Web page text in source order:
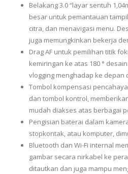
Belakang 3.0 “layar sentuh
besar untuk pemantauan
citra, dan menavigasi menu.
juga memungkinkan bekerja
Drag AF untuk pemilihan titik
kemiringan ke atas 180 °
vlogging menghadap ke depan
Tombol kompensasi
dan tombol kontrol,
mudah diakses atas berbagai
Pengisian baterai dalam
stopkontak, atau komputer,
Bluetooth dan Wi-Fi internal
gambar secara nirkabel ke
ditautkan dan juga mampu